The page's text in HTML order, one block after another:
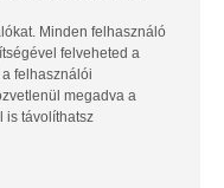
Minden felhasználó
felveheted a
felhasználói
megadva a
is távolíthatsz